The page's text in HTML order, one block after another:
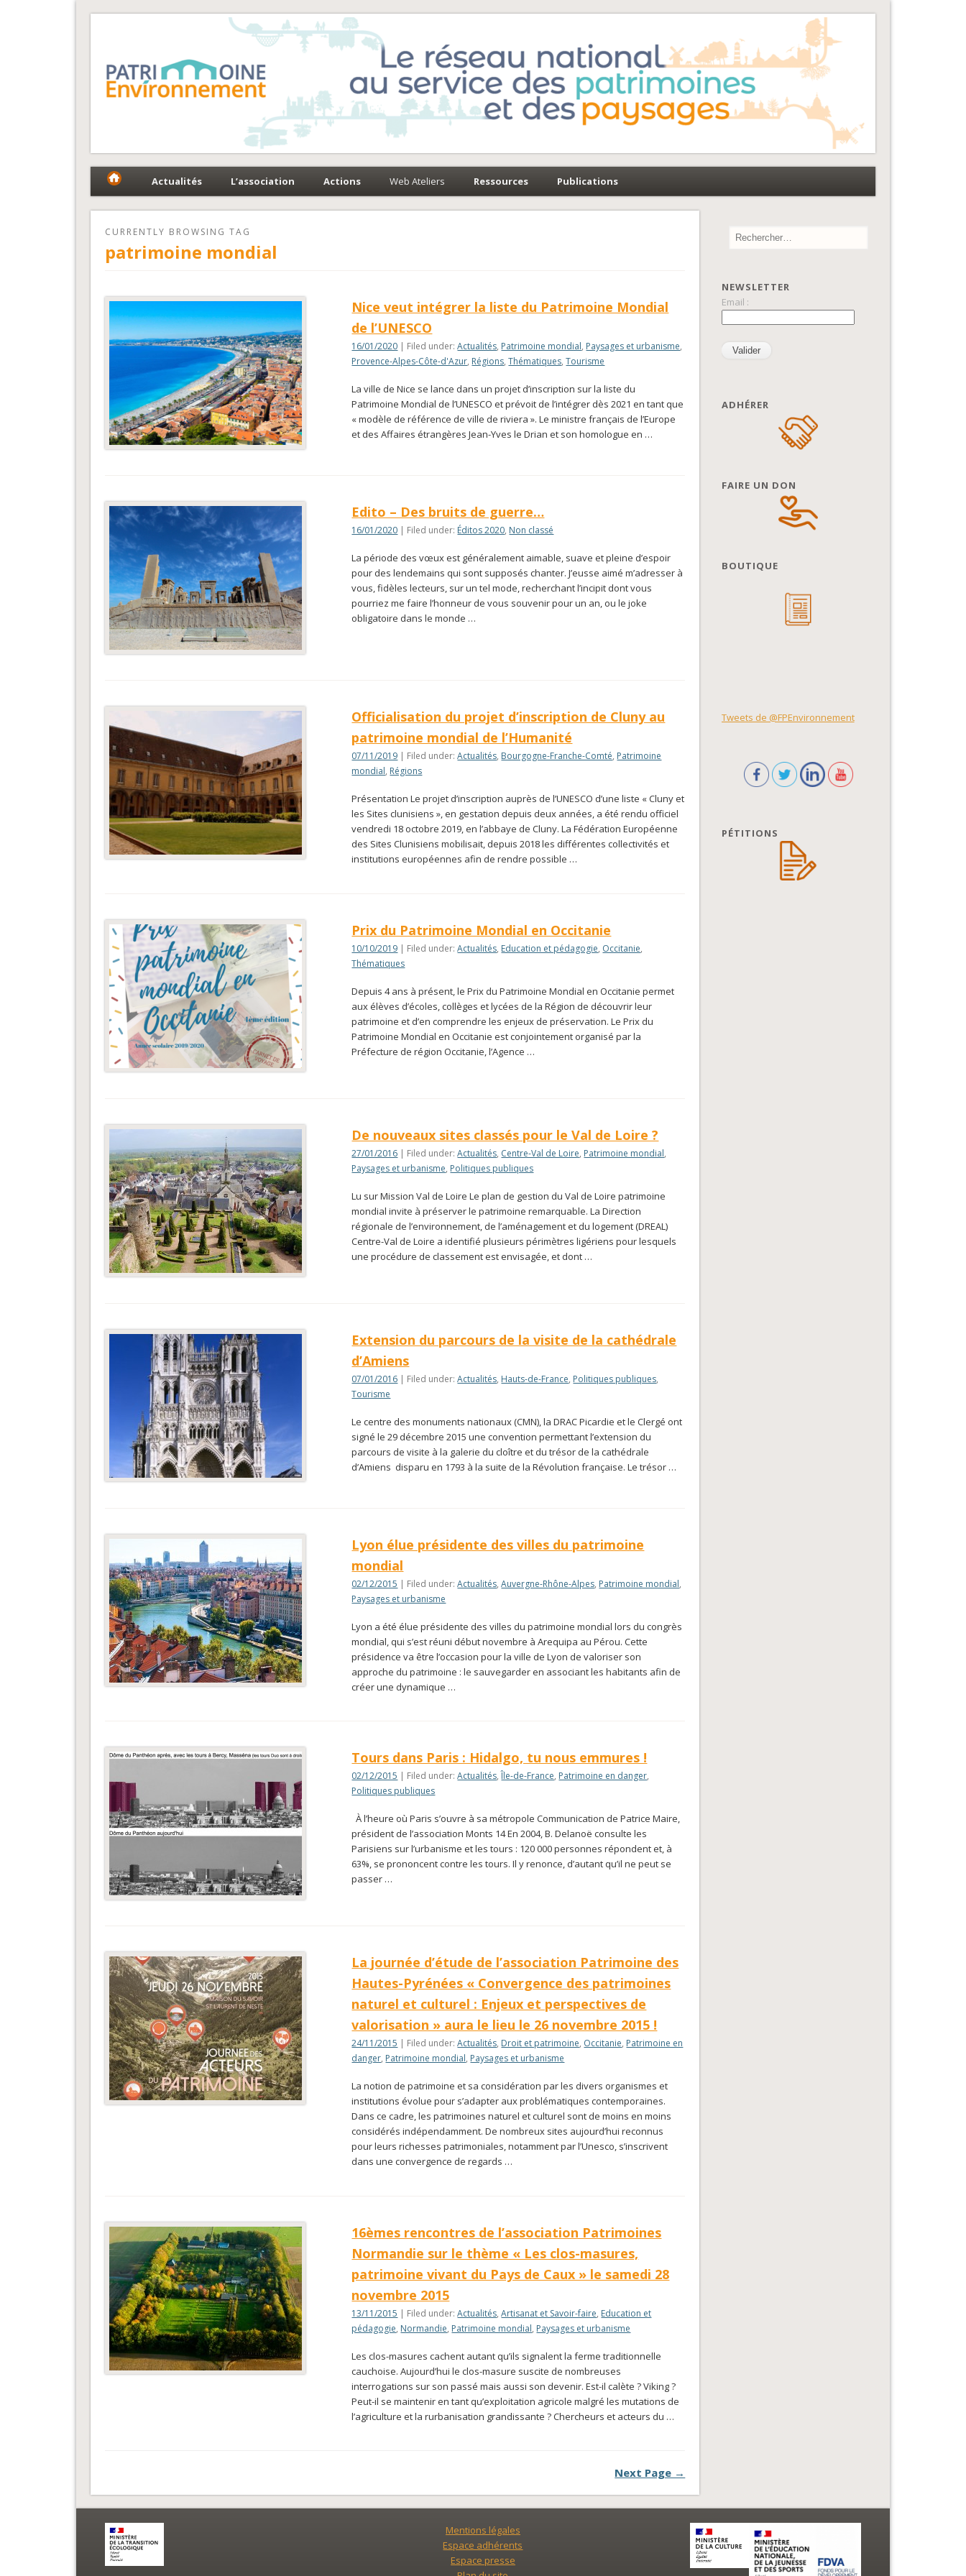
Fédération Patrimoine-Environnement
Actualités L’association Actions Web Ateliers Ressources Publications
CURRENTLY BROWSING TAG
patrimoine mondial
Nice veut intégrer la liste du Patrimoine Mondial
de l’UNESCO
16/01/2020 | Filed under:Actualités, Patrimoine mondial, Paysages et urbanisme,
Provence-Alpes-Côte-d'Azur, Régions,Thématiques,Tourisme
La ville de Nice se lance dans un projet d’inscription sur la liste du
Patrimoine Mondial de l’UNESCO et prévoit de l’intégrer dès 2021 en tant que
« modèle de référence de ville de riviera ». Le ministre français de l’Europe
et des Affaires étrangères Jean-Yves le Drian et son homologue en …
Edito – Des bruits de guerre…
16/01/2020 | Filed under: Éditos 2020, Non classé
La période des vœux est généralement aimable, suave et pleine d’espoir
pour des lendemains qui sont supposés chanter. J’eusse aimé m’adresser à
vous, fidèles lecteurs, sur un tel mode, recherchant l’incipit dont vous
pourriez me faire l’honneur de vous souvenir pour un an, ou le joke
obligatoire dans le monde …
Officialisation du projet d’inscription de Cluny au
patrimoine mondial de l’Humanité
07/11/2019 | Filed under:Actualités, Bourgogne-Franche-Comté, Patrimoine
mondial, Régions
Présentation Le projet d’inscription auprès de l’UNESCO d’une liste « Cluny et
les Sites clunisiens », en gestation depuis deux années, a été rendu officiel
vendredi 18 octobre 2019, en l’abbaye de Cluny. La Fédération Européenne
des Sites Clunisiens mobilisait, depuis 2018 les différentes collectivités et
institutions européennes afin de rendre possible …
Prix du Patrimoine Mondial en Occitanie
10/10/2019 | Filed under:Actualités, Education et pédagogie, Occitanie,
Thématiques
Depuis 4 ans à présent, le Prix du Patrimoine Mondial en Occitanie permet
aux élèves d’écoles, collèges et lycées de la Région de découvrir leur
patrimoine et d’en comprendre les enjeux de préservation. Le Prix du
Patrimoine Mondial en Occitanie est conjointement organisé par la
Préfecture de région Occitanie, l’Agence …
De nouveaux sites classés pour le Val de Loire ?
27/01/2016 | Filed under:Actualités, Centre-Val de Loire, Patrimoine mondial,
Paysages et urbanisme, Politiques publiques
Lu sur Mission Val de Loire Le plan de gestion du Val de Loire patrimoine
mondial invite à préserver le patrimoine remarquable. La Direction
régionale de l’environnement, de l’aménagement et du logement (DREAL)
Centre-Val de Loire a identifié plusieurs périmètres ligériens pour lesquels
une procédure de classement est envisagée, et dont …
Extension du parcours de la visite de la cathédrale
d’Amiens
07/01/2016 | Filed under:Actualités, Hauts-de-France, Politiques publiques,
Tourisme
Le centre des monuments nationaux (CMN), la DRAC Picardie et le Clergé ont
signé le 29 décembre 2015 une convention permettant l’extension du
parcours de visite à la galerie du cloître et du trésor de la cathédrale
d’Amiens disparu en 1793 à la suite de la Révolution française. Le trésor …
Lyon élue présidente des villes du patrimoine
mondial
02/12/2015 | Filed under:Actualités,Auvergne-Rhône-Alpes, Patrimoine mondial,
Paysages et urbanisme
Lyon a été élue présidente des villes du patrimoine mondial lors du congrès
mondial, qui s’est réuni début novembre à Arequipa au Pérou. Cette
présidence va être l’occasion pour la ville de Lyon de valoriser son
approche du patrimoine : le sauvegarder en associant les habitants afin de
créer une dynamique …
Tours dans Paris : Hidalgo, tu nous emmures !
02/12/2015 | Filed under:Actualités,Île-de-France, Patrimoine en danger,
Politiques publiques
À l’heure où Paris s’ouvre à sa métropole Communication de Patrice Maire,
président de l’association Monts 14 En 2004, B. Delanoë consulte les
Parisiens sur l’urbanisme et les tours : 120 000 personnes répondent et, à
63%, se prononcent contre les tours. Il y renonce, d’autant qu’il ne peut se
passer …
La journée d’étude de l’association Patrimoine des
Hautes-Pyrénées « Convergence des patrimoines
naturel et culturel : Enjeux et perspectives de
valorisation » aura le lieu le 26 novembre 2015 !
24/11/2015 | Filed under:Actualités, Droit et patrimoine, Occitanie, Patrimoine en
danger, Patrimoine mondial, Paysages et urbanisme
La notion de patrimoine et sa considération par les divers organismes et
institutions évolue pour s’adapter aux problématiques contemporaines.
Dans ce cadre, les patrimoines naturel et culturel sont de moins en moins
considérés indépendamment. De nombreux sites aujourd’hui reconnus
pour leurs richesses patrimoniales, notamment par l’Unesco, s’inscrivent
dans une convergence de regards …
16èmes rencontres de l’association Patrimoines
Normandie sur le thème « Les clos-masures,
patrimoine vivant du Pays de Caux » le samedi 28
novembre 2015
13/11/2015 | Filed under:Actualités,Artisanat et Savoir-faire, Education et
pédagogie, Normandie, Patrimoine mondial, Paysages et urbanisme
Les clos-masures cachent autant qu’ils signalent la ferme traditionnelle
cauchoise. Aujourd’hui le clos-masure suscite de nombreuses
interrogations sur son passé mais aussi son devenir. Est-il calète ? Viking ?
Peut-il se maintenir en tant qu’exploitation agricole malgré les mutations de
l’agriculture et la rurbanisation grandissante ? Chercheurs et acteurs du …
Next Page →
NEWSLETTER
Email :
ADHÉRER
FAIRE UN DON
BOUTIQUE
Tweets de @FPEnvironnement
PÉTITIONS
Mentions légales
Espace adhérents
Espace presse